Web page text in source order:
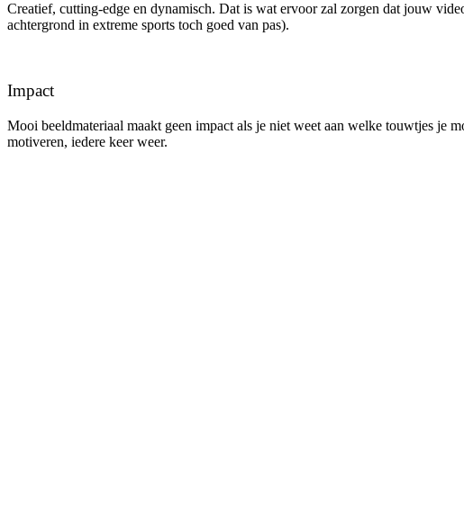
Creatief, cutting-edge en dynamisch. Dat is wat ervoor zal zorgen dat jouw
achtergrond in extreme sports toch goed van pas).
Impact
Mooi beeldmateriaal maakt geen impact als je niet weet aan welke touwtjes je
motiveren, iedere keer weer.